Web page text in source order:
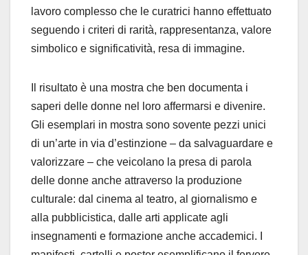
lavoro complesso che le curatrici hanno effettuato
seguendo i criteri di rarità, rappresentanza, valore
simbolico e significatività, resa di immagine.
Il risultato è una mostra che ben documenta i
saperi delle donne nel loro affermarsi e divenire.
Gli esemplari in mostra sono sovente pezzi unici
di un’arte in via d’estinzione – da salvaguardare e
valorizzare – che veicolano la presa di parola
delle donne anche attraverso la produzione
culturale: dal cinema al teatro, al giornalismo e
alla pubblicistica, dalle arti applicate agli
insegnamenti e formazione anche accademici. I